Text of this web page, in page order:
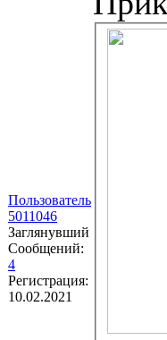
Пользователь
5011046
Заглянувший
Сообщений:
4
Регистрация:
10.02.2021